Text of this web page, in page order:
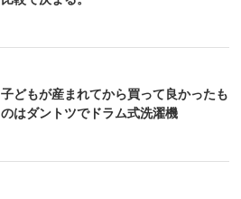
子どもが産まれてから買って良かったも
のはダントツでドラム式洗濯機